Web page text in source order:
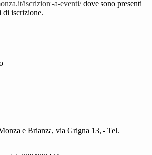
iscrizioni-a-eventi/dove sono presenti
di iscrizione.
e Brianza, via Grigna 13, - Tel.